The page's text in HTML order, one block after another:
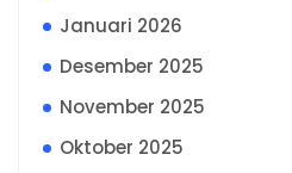
Januari 2026
Desember 2025
November 2025
Oktober 2025